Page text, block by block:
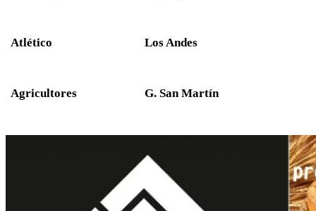
Atlético Los Andes
Agricultores G. San Martín